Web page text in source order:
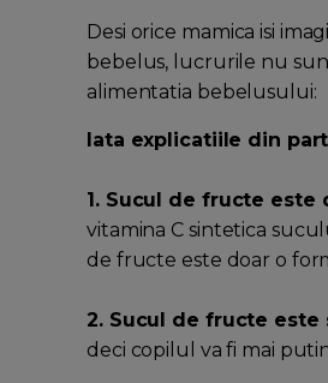
Desi orice mamica isi
bebelus, lucrurile nu
alimentatia bebelusului:
Iata explicatiile din
1. Sucul de fructe
vitamina C sintetica
de fructe este doar o
2. Sucul de fructe este
deci copilul va fi mai